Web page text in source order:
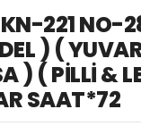
221 NO-
) (
) ( PİLLİ &
SAAT*72